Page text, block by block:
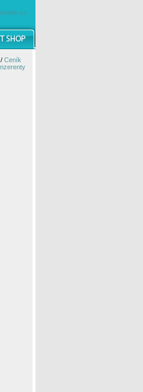
Ceník